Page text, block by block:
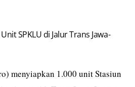
SPKLU di Jalur Trans Jawa-
menyiapkan 1.000 unit Stasiun